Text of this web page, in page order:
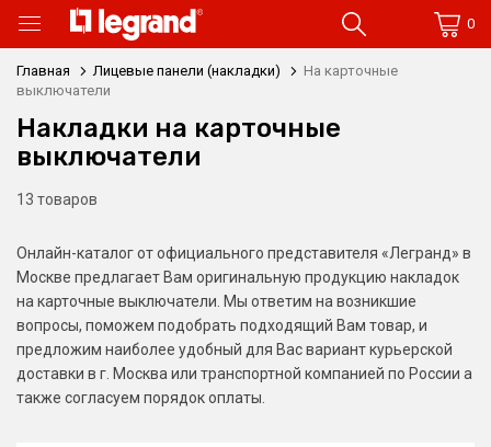
0
Главная Лицевые панели (накладки)
На карточные
выключатели
Накладки на карточные
выключатели
13 товаров
Онлайн-каталог от официального представителя «Легранд» в
Москве предлагает Вам оригинальную продукцию накладок
на карточные выключатели. Мы ответим на возникшие
вопросы, поможем подобрать подходящий Вам товар, и
предложим наиболее удобный для Вас вариант курьерской
доставки в г. Москва или транспортной компанией по России а
также согласуем порядок оплаты.